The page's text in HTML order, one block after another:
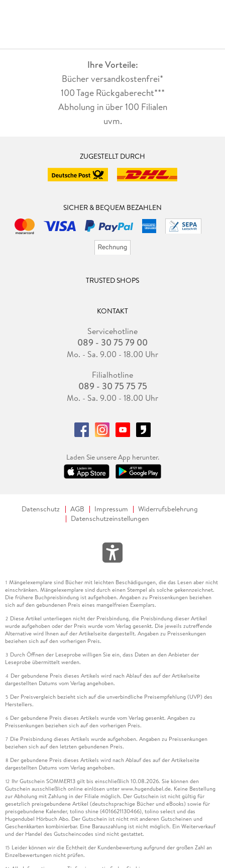
Ihre Vorteile:
Bücher versandkostenfrei*
100 Tage Rückgaberecht***
Abholung in über 100 Filialen
uvm.
ZUGESTELLT DURCH
SICHER & BEQUEM BEZAHLEN
TRUSTED SHOPS
KONTAKT
Servicehotline
089 - 30 75 79 00
Mo. - Sa. 9.00 - 18.00 Uhr
Filialhotline
089 - 30 75 75 75
Mo. - Sa. 9.00 - 18.00 Uhr
Laden Sie unsere App herunter.
Datenschutz AGB Impressum
Widerrufsbelehrung
Datenschutzeinstellungen
1 Mängelexemplare sind Bücher mit leichten Beschädigungen, die das Lesen aber nicht
einschränken. Mängelexemplare sind durch einen Stempel als solche gekennzeichnet.
Die frühere Buchpreisbindung ist aufgehoben. Angaben zu Preissenkungen beziehen
sich auf den gebundenen Preis eines mangelfreien Exemplars.
2 Diese Artikel unterliegen nicht der Preisbindung, die Preisbindung dieser Artikel
wurde aufgehoben oder der Preis wurde vom Verlag gesenkt. Die jeweils zutreffende
Alternative wird Ihnen auf der Artikelseite dargestellt. Angaben zu Preissenkungen
beziehen sich auf den vorherigen Preis.
3 Durch Öffnen der Leseprobe willigen Sie ein, dass Daten an den Anbieter der
Leseprobe übermittelt werden.
4 Der gebundene Preis dieses Artikels wird nach Ablauf des auf der Artikelseite
dargestellten Datums vom Verlag angehoben.
5 Der Preisvergleich bezieht sich auf die unverbindliche Preisempfehlung (UVP) des
Herstellers.
6 Der gebundene Preis dieses Artikels wurde vom Verlag gesenkt. Angaben zu
Preissenkungen beziehen sich auf den vorherigen Preis.
7 Die Preisbindung dieses Artikels wurde aufgehoben. Angaben zu Preissenkungen
beziehen sich auf den letzten gebundenen Preis.
8 Der gebundene Preis dieses Artikels wird nach Ablauf des auf der Artikelseite
dargestellten Datums vom Verlag angehoben.
12 Ihr Gutschein SOMMER13 gilt bis einschließlich 10.08.2026. Sie können den
Gutschein ausschließlich online einlösen unter www.hugendubel.de. Keine Bestellung
zur Abholung mit Zahlung in der Filiale möglich. Der Gutschein ist nicht gültig für
gesetzlich preisgebundene Artikel (deutschsprachige Bücher und eBooks) sowie für
preisgebundene Kalender, tolino shine (4016621130466), tolino select und das
Hugendubel Hörbuch Abo. Der Gutschein ist nicht mit anderen Gutscheinen und
Geschenkkarten kombinierbar. Eine Barauszahlung ist nicht möglich. Ein Weiterverkauf
und der Handel des Gutscheincodes sind nicht gestattet.
15 Leider können wir die Echtheit der Kundenbewertung aufgrund der großen Zahl an
Einzelbewertungen nicht prüfen.